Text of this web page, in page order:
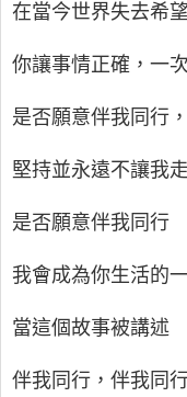
在當今世界失去希
你讓事情正確，一
是否願意伴我同行，
堅持並永遠不讓我走
是否願意伴我同行
我會成為你生活的
當這個故事被講述
伴我同行，伴我同